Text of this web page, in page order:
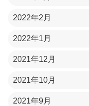
2022年2月
2022年1月
2021年12月
2021年10月
2021年9月